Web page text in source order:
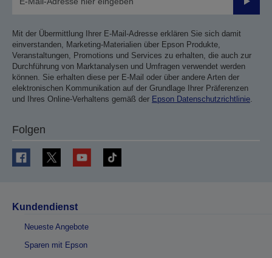
Mit der Übermittlung Ihrer E-Mail-Adresse erklären Sie sich damit
einverstanden, Marketing-Materialien über Epson Produkte,
Veranstaltungen, Promotions und Services zu erhalten, die auch zur
Durchführung von Marktanalysen und Umfragen verwendet werden
können. Sie erhalten diese per E-Mail oder über andere Arten der
elektronischen Kommunikation auf der Grundlage Ihrer Präferenzen
und Ihres Online-Verhaltens gemäß der Epson Datenschutzrichtlinie.
Folgen
Kundendienst
Neueste Angebote
Sparen mit Epson